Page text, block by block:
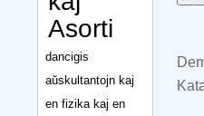
Asorti
dancigis
aŭskultantojn kaj
en fizika kaj en